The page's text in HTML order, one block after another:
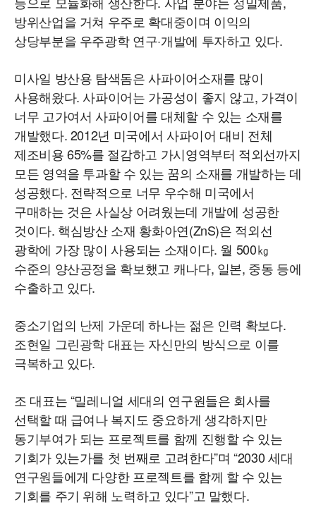
방위산업을 거쳐 우주로 확대중이며 이익의
상당부분을 우주광학 연구·개발에 투자하고 있다.
미사일 방산용 탐색돔은 사파이어소재를 많이
사용해왔다. 사파이어는 가공성이 좋지 않고, 가격이
너무 고가여서 사파이어를 대체할 수 있는 소재를
개발했다. 2012년 미국에서 사파이어 대비 전체
제조비용 65%를 절감하고 가시영역부터 적외선까지
모든 영역을 투과할 수 있는 꿈의 소재를 개발하는 데
성공했다. 전략적으로 너무 우수해 미국에서
구매하는 것은 사실상 어려웠는데 개발에 성공한
것이다. 핵심방산 소재 황화아연(ZnS)은 적외선
광학에 가장 많이 사용되는 소재이다. 월 500㎏
수준의 양산공정을 확보했고 캐나다, 일본, 중동 등에
수출하고 있다.
중소기업의 난제 가운데 하나는 젊은 인력 확보다.
조현일 그린광학 대표는 자신만의 방식으로 이를
극복하고 있다.
조 대표는 “밀레니얼 세대의 연구원들은 회사를
선택할 때 급여나 복지도 중요하게 생각하지만
동기부여가 되는 프로젝트를 함께 진행할 수 있는
기회가 있는가를 첫 번째로 고려한다”며 “2030 세대
연구원들에게 다양한 프로젝트를 함께 할 수 있는
기회를 주기 위해 노력하고 있다”고 말했다.